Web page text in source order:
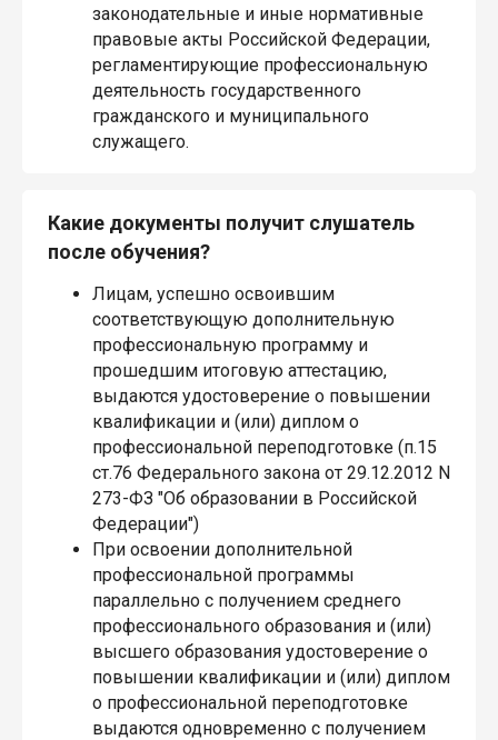
законодательные и иные нормативные
правовые акты Российской Федерации,
регламентирующие профессиональную
деятельность государственного
гражданского и муниципального
служащего.
Какие документы получит слушатель
после обучения?
Лицам, успешно освоившим
соответствующую дополнительную
профессиональную программу и
прошедшим итоговую аттестацию,
выдаются удостоверение о повышении
квалификации и (или) диплом о
профессиональной переподготовке (п.15
ст.76 Федерального закона от 29.12.2012 N
273-ФЗ "Об образовании в Российской
Федерации")
При освоении дополнительной
профессиональной программы
параллельно с получением среднего
профессионального образования и (или)
высшего образования удостоверение о
повышении квалификации и (или) диплом
о профессиональной переподготовке
выдаются одновременно с получением